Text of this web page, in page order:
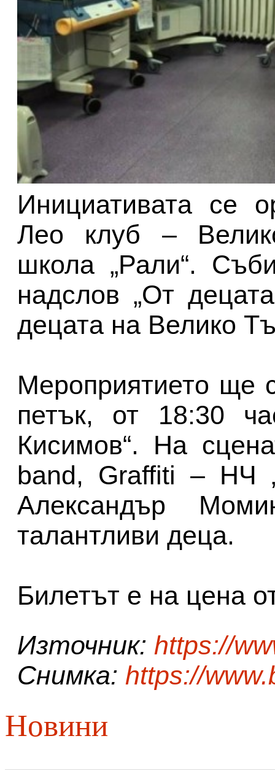
Инициативата се
Лео клуб –
школа „Рали“.
надслов „От
децата на Велико
Мероприятието ще
петък, от 18:30
Кисимов“. На
band, Graffiti – НЧ
Александър
талантливи деца.
Билетът е на цена
Източник: https://
Снимка: https://
Новини